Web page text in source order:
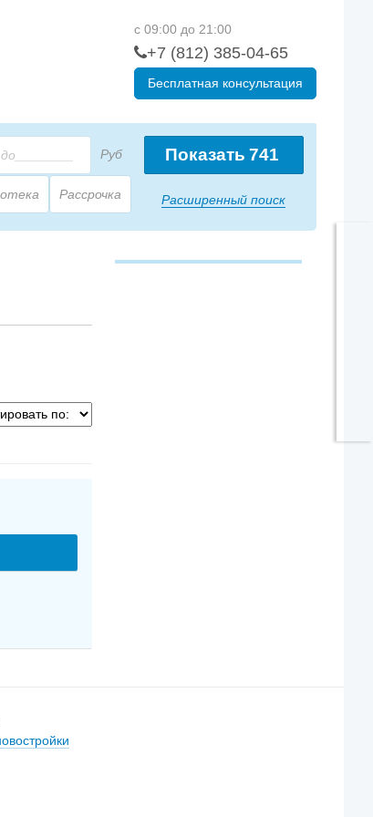
с 09:00 до 21:00
+7 (812) 385-04-65
Бесплатная консультация
Показать 741
Расширенный поиск
Руб
Рассрочка